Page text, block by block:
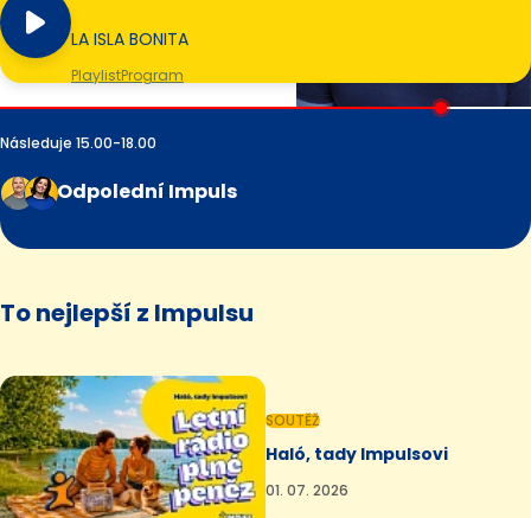
LA ISLA BONITA
PlaylistProgram
Následuje 15.00-18.00
Odpolední Impuls
To nejlepší z Impulsu
SOUTĚŽ
Haló, tady Impulsovi
01. 07. 2026